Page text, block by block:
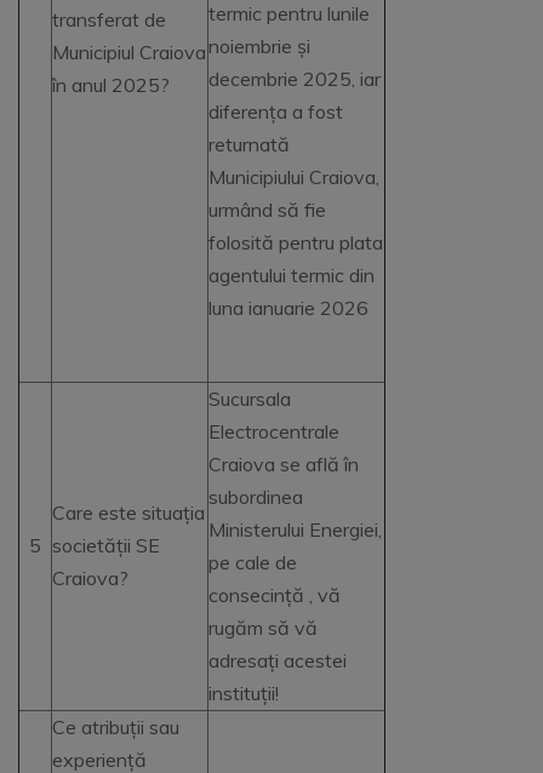
transferat de
Municipiul Craiova
în anul 2025?
termic pentru lunile
noiembrie și
decembrie 2025, iar
diferența a fost
returnată
Municipiului Craiova,
urmând să fie
folosită pentru plata
agentului termic din
luna ianuarie 2026
5
Care este situația
societății SE
Craiova?
Sucursala
Electrocentrale
Craiova se află în
subordinea
Ministerului Energiei,
pe cale de
consecință , vă
rugăm să vă
adresați acestei
instituții!
Ce atribuții sau
experiență